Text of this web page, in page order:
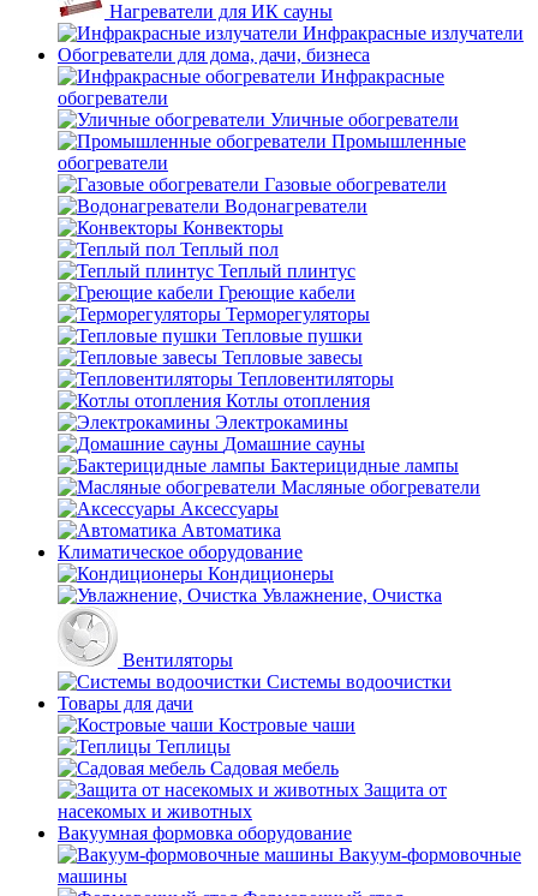
Нагреватели для ИК сауны
Инфракрасные излучатели
Обогреватели для дома, дачи, бизнеса
Инфракрасные
обогреватели
Уличные обогреватели
Промышленные
обогреватели
Газовые обогреватели
Водонагреватели
Конвекторы
Теплый пол
Теплый плинтус
Греющие кабели
Терморегуляторы
Тепловые пушки
Тепловые завесы
Тепловентиляторы
Котлы отопления
Электрокамины
Домашние сауны
Бактерицидные лампы
Масляные обогреватели
Аксессуары
Автоматика
Климатическое оборудование
Кондиционеры
Увлажнение, Очистка
Вентиляторы
Системы водоочистки
Товары для дачи
Костровые чаши
Теплицы
Садовая мебель
Защита от
насекомых и животных
Вакуумная формовка оборудование
Вакуум-формовочные
машины